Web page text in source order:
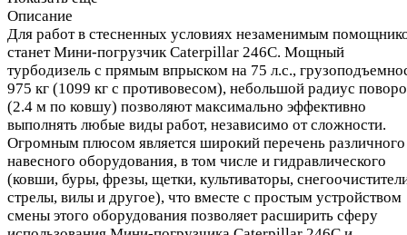
Описание
Для работ в стесненных условиях незаменимым
станет Мини-погрузчик Caterpillar 246C. Мощный
турбодизель с прямым впрыском на 75 л.с.,
975 кг (1099 кг с противовесом), небольшой радиус
(2.4 м по ковшу) позволяют максимально эффективно
выполнять любые виды работ, независимо от сложности.
Огромным плюсом является широкий перечень различного
навесного оборудования, в том числе и гидравлического
(ковши, буры, фрезы, щетки, культиваторы,
стрелы, вилы и другое), что вместе с простым устройством
смены этого оборудования позволяет расширить сферу